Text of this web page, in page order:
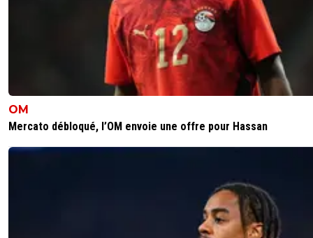
Répondre
OM
Mercato débloqué, l’OM envoie une offre pour Hassan